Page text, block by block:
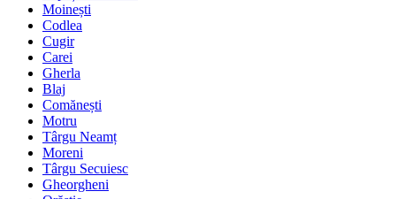
Moinești
Codlea
Cugir
Carei
Gherla
Blaj
Comănești
Motru
Târgu Neamț
Moreni
Târgu Secuiesc
Gheorgheni